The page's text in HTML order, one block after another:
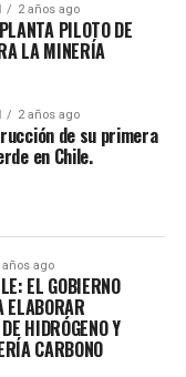
2 años ago
PILOTO DE
LA MINERÍA
2 años ago
de su primera
en Chile.
años ago
EL GOBIERNO
ELABORAR
HIDRÓGENO Y
CARBONO